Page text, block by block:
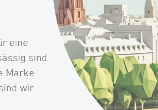
eine
sind
Marke
wir